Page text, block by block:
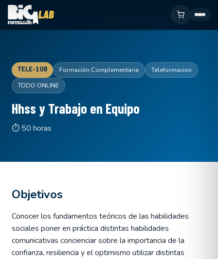
TELE-108 Formación Complementaria
Teleformacion
TODO ONLINE
Hhss y Trabajo en Equipo
⏱ 50 horas
Objetivos
Conocer los fundamentos teóricos de las habilidades
sociales poner en práctica distintas habilidades
comunicativas concienciar sobre la importancia de la
confianza, resiliencia y el optimismo utilizar distintas